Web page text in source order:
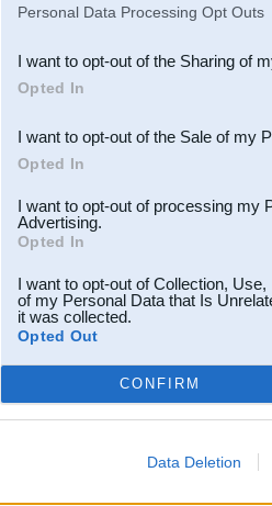
Downstream Participants
third parties.
Personal Data Processing Opt Outs
I want to opt-out of the Sharing of
Opted In
I want to opt-out of the Sale of my
Opted In
I want to opt-out of processing my
Advertising.
Opted In
I want to opt-out of Collection,
of my Personal Data that Is
it was collected.
Opted Out
CONFIRM
Data Deletion